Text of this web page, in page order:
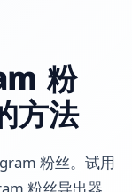
粉
方法
粉丝。试用
粉丝导出器，